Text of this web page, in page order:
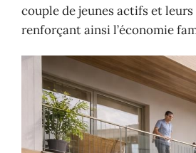
couple de jeunes actifs et
renforçant ainsi l’économie